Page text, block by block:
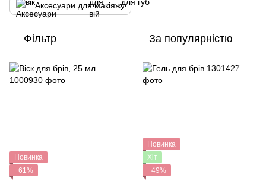
Аксесуари для макіяжу
Фільтр За популярністю
Новинка
−61%
Новинка
Хіт
−49%